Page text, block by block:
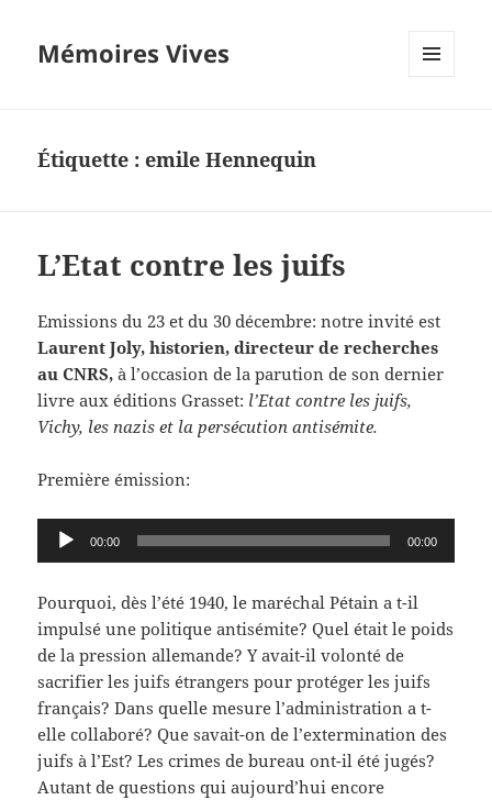
Mémoires Vives
Étiquette :emile Hennequin
L’Etat contre les juifs
Emissions du 23 et du 30 décembre: notre invité est
Laurent Joly, historien, directeur de recherches
au CNRS, à l’occasion de la parution de son dernier
livre aux éditions Grasset: l’Etat contre les juifs,
Vichy, les nazis et la persécution antisémite.
Première émission:
Lecteur
audio
00:00 00:00
Pourquoi, dès l’été 1940, le maréchal Pétain a t-il
impulsé une politique antisémite? Quel était le poids
de la pression allemande? Y avait-il volonté de
sacrifier les juifs étrangers pour protéger les juifs
français? Dans quelle mesure l’administration a t-
elle collaboré? Que savait-on de l’extermination des
juifs à l’Est? Les crimes de bureau ont-il été jugés?
Autant de questions qui aujourd’hui encore